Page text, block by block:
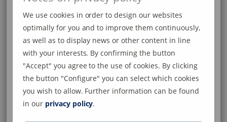
Mitgliedsantrag
Auch ein SG´ler werden? Hier gehts zum
SG-Mitgliedsantrag
We use cookies in order to design our websites
optimally for you and to improve them continuously,
as well as to display news or other content in line
with your interests. By confirming the button
"Accept" you agree to the use of cookies. By clicking
the button "Configure" you can select which cookies
you wish to allow. Further information can be found
in our privacy policy.